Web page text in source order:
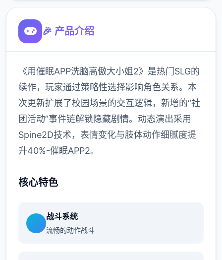
🎉 产品介绍
《用催眠APP洗脑高傲大小姐2》是热门SLG的
续作，玩家通过策略性选择影响角色关系。本
次更新扩展了校园场景的交互逻辑，新增的“社
团活动”事件链解锁隐藏剧情。动态演出采用
Spine2D技术，表情变化与肢体动作细腻度提
升40%-催眠APP2。
核心特色
战斗系统
流畅的动作战斗